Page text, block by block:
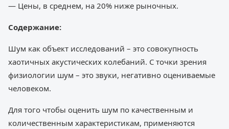
— Цены, в среднем, на 20% ниже рыночных.
Содержание:
Шум как объект исследований – это совокупность
хаотичных акустических колебаний. С точки зрения
физиологии шум – это звуки, негативно оцениваемые
человеком.
Для того чтобы оценить шум по качественным и
количественным характеристикам, применяются